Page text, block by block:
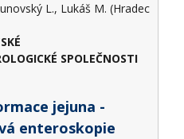
L., Lukáš M. (Hradec
SPOLEČNOSTI
jejuna -
enteroskopie